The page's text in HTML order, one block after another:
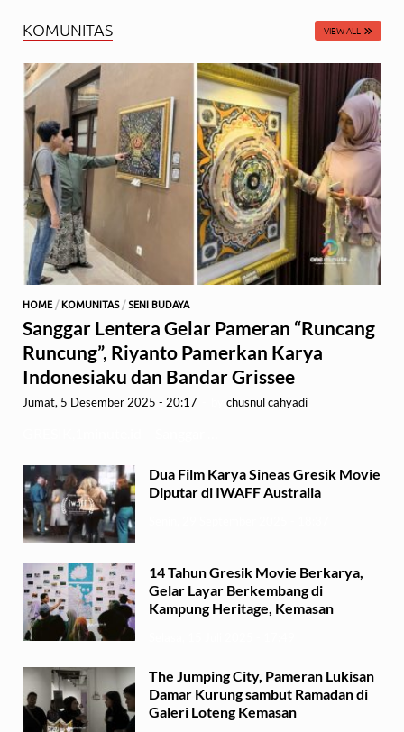
KOMUNITAS VIEW ALL
HOME / KOMUNITAS/ SENI BUDAYA
Sanggar Lentera Gelar Pameran “Runcang
Runcung”, Riyanto Pamerkan Karya
Indonesiaku dan Bandar Grissee
Jumat, 5 Desember 2025 - 20:17 chusnul cahyadi
Dua Film Karya Sineas Gresik Movie
Diputar di IWAFF Australia
14 Tahun Gresik Movie Berkarya,
Gelar Layar Berkembang di
Kampung Heritage, Kemasan
The Jumping City, Pameran Lukisan
Damar Kurung sambut Ramadan di
Galeri Loteng Kemasan